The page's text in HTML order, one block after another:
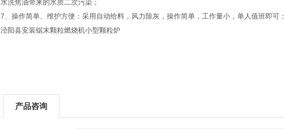
水洗焦油带来的水质二次污染；
7、操作简单、维护方便：采用自动给料，风力除灰，操作简单，工作量小，单人值班即可；
泾阳县安装锯末颗粒燃烧机小型颗粒炉
产品咨询